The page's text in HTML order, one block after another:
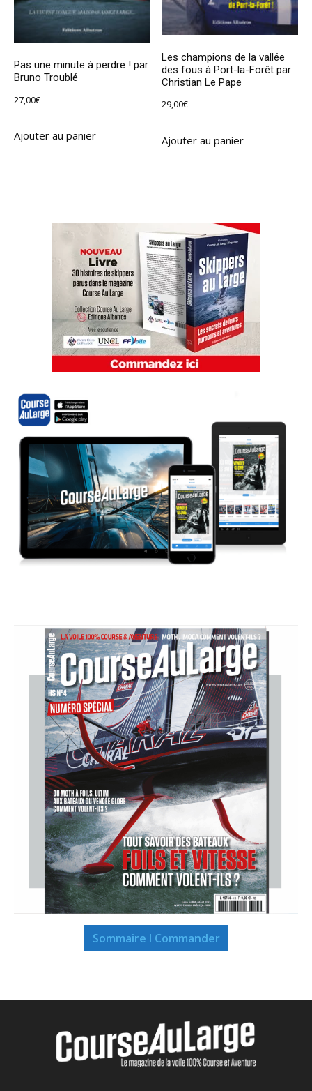
Pas une minute à perdre ! par
Bruno Troublé
27,00€
Ajouter au panier
Les champions de la vallée
des fous à Port-la-Forêt par
Christian Le Pape
29,00€
Ajouter au panier
Sommaire I Commander